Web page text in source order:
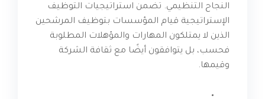
النجاح التنظيمي. تضمن استراتيجيات التوظيف
الإستراتيجية قيام المؤسسات بتوظيف المرشحين
الذين لا يمتلكون المهارات والمؤهلات المطلوبة
فحسب، بل يتوافقون أيضًا مع ثقافة الشركة
وقيمها.